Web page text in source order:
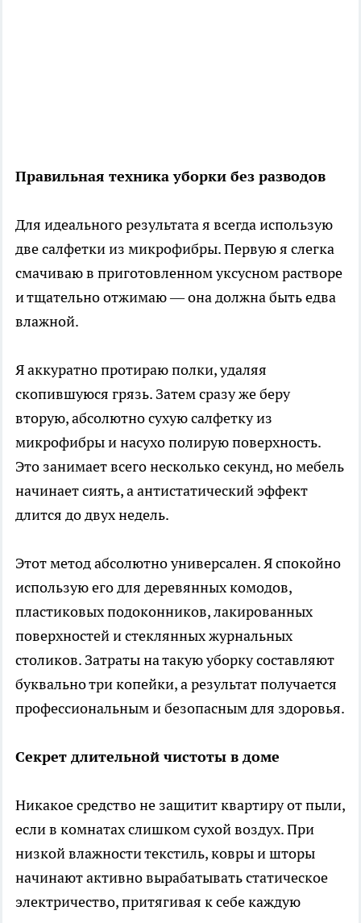
Правильная техника уборки без разводов
Для идеального результата я всегда использую
две салфетки из микрофибры. Первую я слегка
смачиваю в приготовленном уксусном растворе
и тщательно отжимаю — она должна быть едва
влажной.
Я аккуратно протираю полки, удаляя
скопившуюся грязь. Затем сразу же беру
вторую, абсолютно сухую салфетку из
микрофибры и насухо полирую поверхность.
Это занимает всего несколько секунд, но мебель
начинает сиять, а антистатический эффект
длится до двух недель.
Этот метод абсолютно универсален. Я спокойно
использую его для деревянных комодов,
пластиковых подоконников, лакированных
поверхностей и стеклянных журнальных
столиков. Затраты на такую уборку составляют
буквально три копейки, а результат получается
профессиональным и безопасным для здоровья.
Секрет длительной чистоты в доме
Никакое средство не защитит квартиру от пыли,
если в комнатах слишком сухой воздух. При
низкой влажности текстиль, ковры и шторы
начинают активно вырабатывать статическое
электричество, притягивая к себе каждую